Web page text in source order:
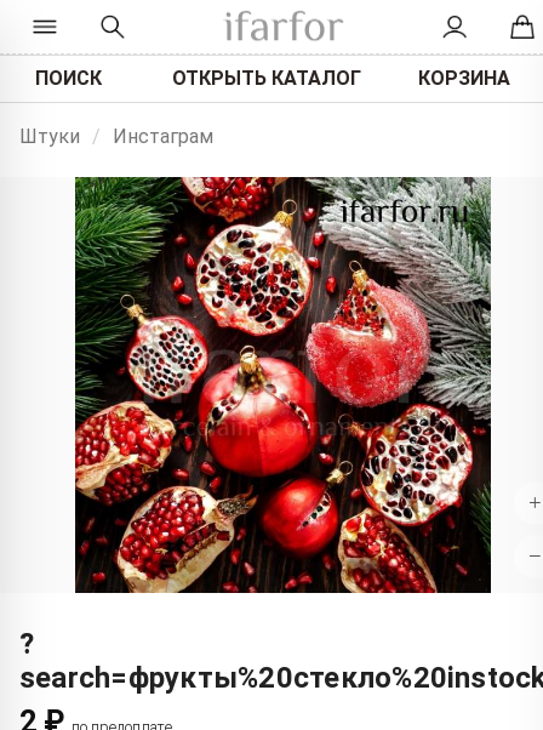
ПОИСК ОТКРЫТЬ КАТАЛОГ КОРЗИНА
Штуки / Инстаграм
+
−
?
2 ₽